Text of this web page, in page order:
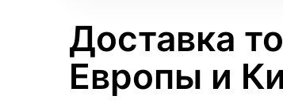
Доставка
Европы и